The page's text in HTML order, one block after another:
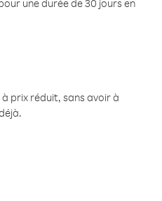
une durée de 30 jours en
prix réduit, sans avoir à